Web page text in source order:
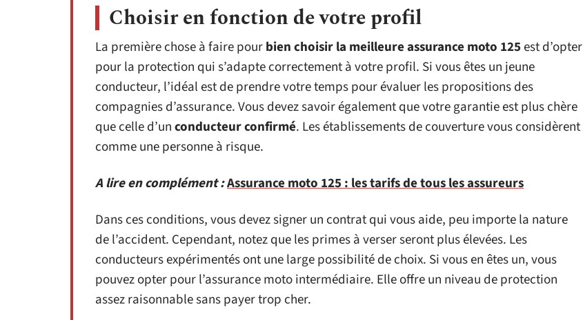
Choisir en fonction de votre profil
La première chose à faire pourbien choisir la meilleure assurance moto 125est d’opter
pour la protection qui s’adapte correctement à votre profil. Si vous êtes un jeune
conducteur, l’idéal est de prendre votre temps pour évaluer les propositions des
compagnies d’assurance. Vous devez savoir également que votre garantie est plus chère
que celle d’unconducteur confirmé. Les établissements de couverture vous considèrent
comme une personne à risque.
A lire en complément :Assurance moto 125 : les tarifs de tous les assureurs
Dans ces conditions, vous devez signer un contrat qui vous aide, peu importe la nature
de l’accident. Cependant, notez que les primes à verser seront plus élevées. Les
conducteurs expérimentés ont une large possibilité de choix. Si vous en êtes un, vous
pouvez opter pour l’assurance moto intermédiaire. Elle offre un niveau de protection
assez raisonnable sans payer trop cher.